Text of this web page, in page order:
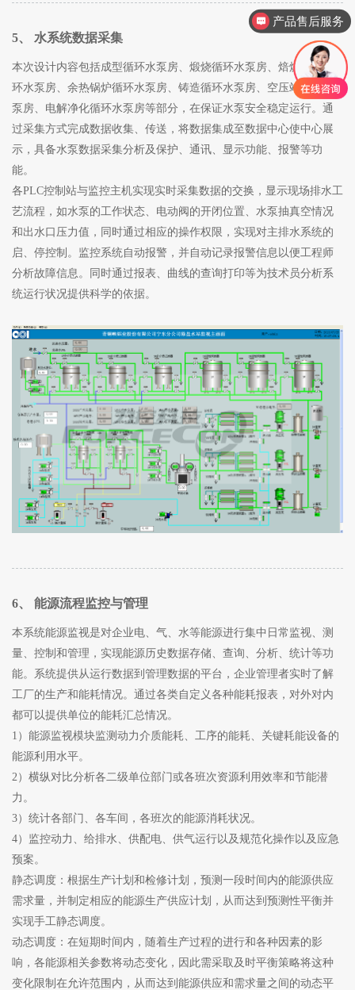
5、 水系统数据采集
本次设计内容包括成型循环水泵房、煅烧循环水泵房、焙烧烟气循
环水泵房、余热锅炉循环水泵房、铸造循环水泵房、空压站循环水
泵房、电解净化循环水泵房等部分，在保证水泵安全稳定运行。通
过采集方式完成数据收集、传送，将数据集成至数据中心使中心展
示，具备水泵数据采集分析及保护、通讯、显示功能、报警等功
能。
各PLC控制站与监控主机实现实时采集数据的交换，显示现场排水工
艺流程，如水泵的工作状态、电动阀的开闭位置、水泵抽真空情况
和出水口压力值，同时通过相应的操作权限，实现对主排水系统的
启、停控制。监控系统自动报警，并自动记录报警信息以便工程师
分析故障信息。同时通过报表、曲线的查询打印等为技术员分析系
统运行状况提供科学的依据。
6、 能源流程监控与管理
本系统能源监视是对企业电、气、水等能源进行集中日常监视、测
量、控制和管理，实现能源历史数据存储、查询、分析、统计等功
能。系统提供从运行数据到管理数据的平台，企业管理者实时了解
工厂的生产和能耗情况。通过各类自定义各种能耗报表，对外对内
都可以提供单位的能耗汇总情况。
1）能源监视模块监测动力介质能耗、工序的能耗、关键耗能设备的
能源利用水平。
2）横纵对比分析各二级单位部门或各班次资源利用效率和节能潜
力。
3）统计各部门、各车间，各班次的能源消耗状况。
4）监控动力、给排水、供配电、供气运行以及规范化操作以及应急
预案。
静态调度：根据生产计划和检修计划，预测一段时间内的能源供应
需求量，并制定相应的能源生产供应计划，从而达到预测性平衡并
实现手工静态调度。
动态调度：在短期时间内，随着生产过程的进行和各种因素的影
响，各能源相关参数将动态变化，因此需采取及时平衡策略将这种
变化限制在允许范围内，从而达到能源供应和需求量之间的动态平
产品售后服务